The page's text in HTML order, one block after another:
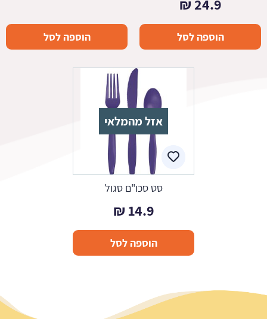
24.9
₪
הוספה לסל הוספה לסל
אזל מהמלאי
סט סכו"ם סגול
14.9
₪
הוספה לסל